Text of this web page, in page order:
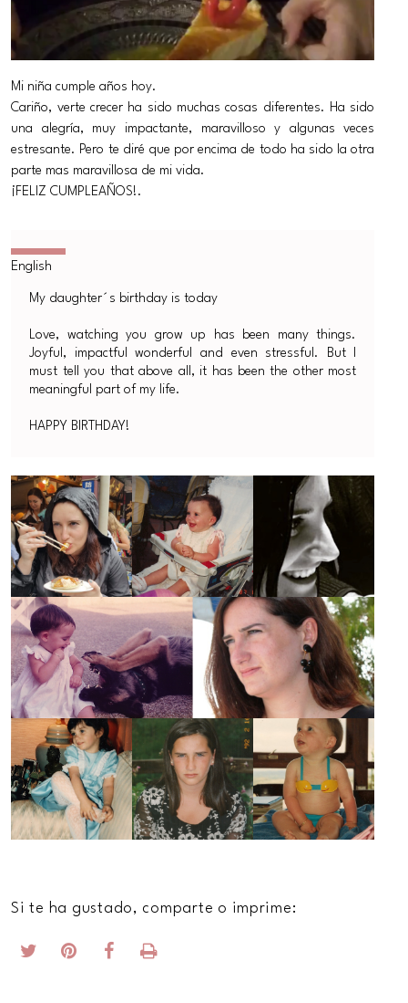
Mi niña cumple años hoy.
Cariño, verte crecer ha sido muchas cosas diferentes. Ha sido
una alegría, muy impactante, maravilloso y algunas veces
estresante. Pero te diré que por encima de todo ha sido la otra
parte mas maravillosa de mi vida.
¡FELIZ CUMPLEAÑOS!.
My daughter´s birthday is today
Love, watching you grow up has been many things.
Joyful, impactful wonderful and even stressful. But I
must tell you that above all, it has been the other most
meaningful part of my life.
HAPPY BIRTHDAY!
Si te ha gustado, comparte o imprime: